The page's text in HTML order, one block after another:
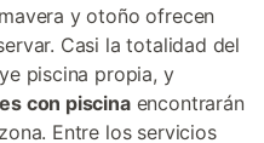
y otoño ofrecen
Casi la totalidad del
piscina propia, y
con piscinaencontrarán
Entre los servicios